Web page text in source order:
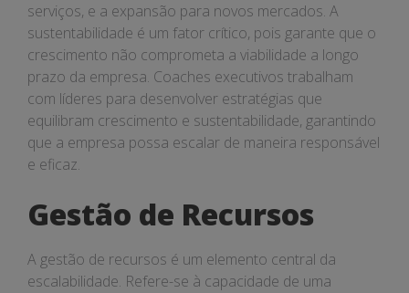
serviços, e a expansão para novos mercados. A
sustentabilidade é um fator crítico, pois garante que o
crescimento não comprometa a viabilidade a longo
prazo da empresa. Coaches executivos trabalham
com líderes para desenvolver estratégias que
equilibram crescimento e sustentabilidade, garantindo
que a empresa possa escalar de maneira responsável
e eficaz.
Gestão de Recursos
A gestão de recursos é um elemento central da
escalabilidade. Refere-se à capacidade de uma